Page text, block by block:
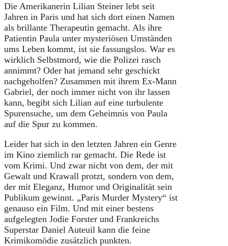
Die Amerikanerin Lilian Steiner lebt seit
Jahren in Paris und hat sich dort einen Namen
als brillante Therapeutin gemacht. Als ihre
Patientin Paula unter mysteriösen Umständen
ums Leben kommt, ist sie fassungslos. War es
wirklich Selbstmord, wie die Polizei rasch
annimmt? Oder hat jemand sehr geschickt
nachgeholfen? Zusammen mit ihrem Ex-Mann
Gabriel, der noch immer nicht von ihr lassen
kann, begibt sich Lilian auf eine turbulente
Spurensuche, um dem Geheimnis von Paula
auf die Spur zu kommen.
Leider hat sich in den letzten Jahren ein Genre
im Kino ziemlich rar gemacht. Die Rede ist
vom Krimi. Und zwar nicht von dem, der mit
Gewalt und Krawall protzt, sondern von dem,
der mit Eleganz, Humor und Originalität sein
Publikum gewinnt. „Paris Murder Mystery“ ist
genauso ein Film. Und mit einer bestens
aufgelegten Jodie Forster und Frankreichs
Superstar Daniel Auteuil kann die feine
Krimikomödie zusätzlich punkten.